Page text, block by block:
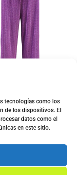
tecnologías como los
de los dispositivos. El
datos como el
en este sitio.
Plisado
€